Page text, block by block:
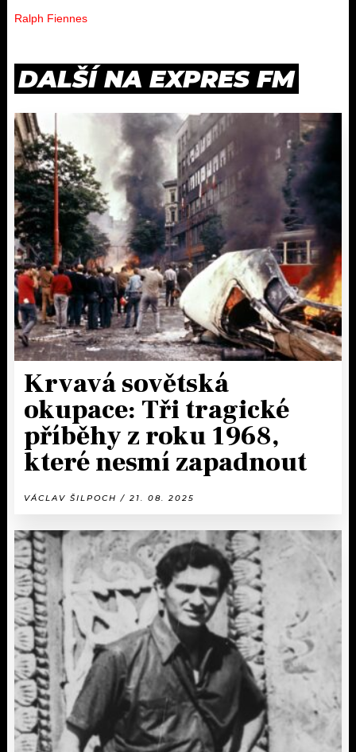
Ralph Fiennes
DALŠÍ NA EXPRES FM
Krvavá sovětská
okupace: Tři tragické
příběhy z roku 1968,
které nesmí zapadnout
VÁCLAV ŠILPOCH / 21. 08. 2025